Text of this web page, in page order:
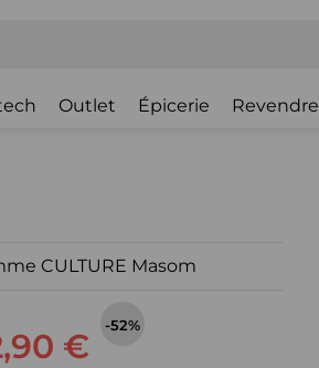
Outlet Épicerie Revendre
CULTURE Masom
€
-52%